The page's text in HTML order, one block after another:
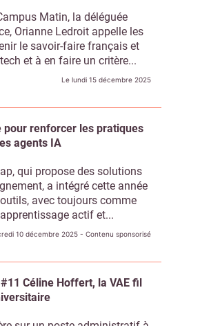
Matin, la déléguée
Orianne Ledroit appelle les
le savoir-faire français et
et à en faire un critère...
Le lundi 15 décembre 2025
pour renforcer les pratiques
agents IA
qui propose des solutions
a intégré cette année
avec toujours comme
actif et...
10 décembre 2025 - Contenu sponsorisé
Céline Hoffert, la VAE fil